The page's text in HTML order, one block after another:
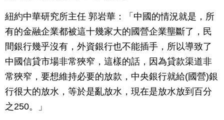
紐約中華研究所主任 郭岩華：「中國的情況就是，所
有的金融企業都被這十幾家大的國營企業壟斷了，民
間銀行幾乎沒有，外資銀行也不能插手，所以導致了
中國信貸市場非常狹窄，這樣的話，因為貸款渠道非
常狹窄，要想維持必要的放款，中央銀行就給(國營)銀
行很大的放水，等於是亂放水，現在是放水放到百分
之250。」